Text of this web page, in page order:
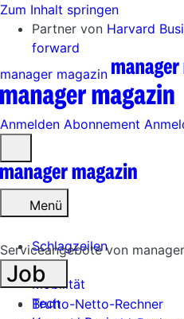
Zum Inhalt springen
Partner von Harvard
forward
manager magazin
Anmelden Abonnement
öffnen
Menü
Schlagzeilen
Mobilität
Tech
Serviceangebote von
Job
Brutto-Netto-Rechner